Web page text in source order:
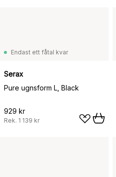
Endast ett fåtal kvar
Serax
Pure ugnsform L, Black
929 kr
Rek. 1 139 kr